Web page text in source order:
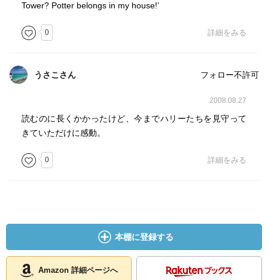
Tower? Potter belongs in my house!’
0 詳細をみる
うさこさん フォロー不許可
2008.08.27
読むのに長くかかったけど、今までハリーたちを見守って
きていただけに感動。
0 詳細をみる
本棚に登録する
Amazon 詳細ページへ